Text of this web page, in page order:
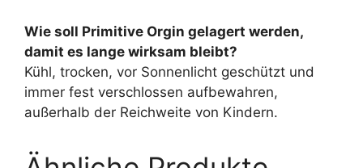
Wie soll Primitive Orgin gelagert werden,
damit es lange wirksam bleibt?
Kühl, trocken, vor Sonnenlicht geschützt und
immer fest verschlossen aufbewahren,
außerhalb der Reichweite von Kindern.